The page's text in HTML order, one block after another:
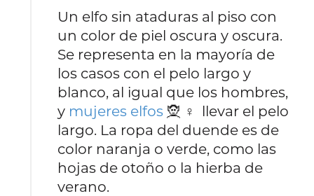
Un elfo sin ataduras al piso con
un color de piel oscura y oscura.
Se representa en la mayoría de
los casos con el pelo largo y
blanco, al igual que los hombres,
y mujeres elfos 🧝 ♀ ️ llevar el pelo
largo. La ropa del duende es de
color naranja o verde, como las
hojas de otoño o la hierba de
verano.